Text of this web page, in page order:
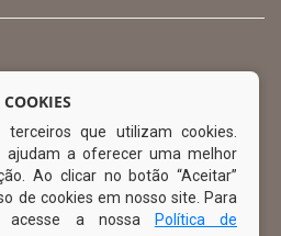
– SICque utilizam cookies.
ajudam a oferecer uma melhor
Ao clicar no botão “Aceitar”
de cookies em nosso site. Para
acesse a nossa
Política de